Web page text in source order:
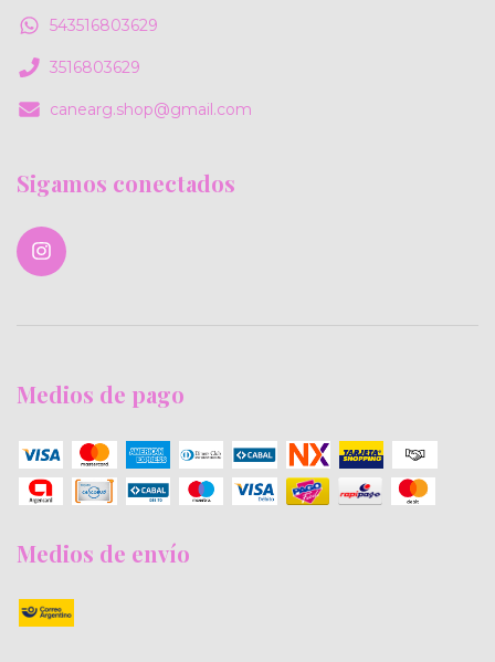
543516803629
3516803629
canearg.shop@gmail.com
Sigamos conectados
Medios de pago
Medios de envío